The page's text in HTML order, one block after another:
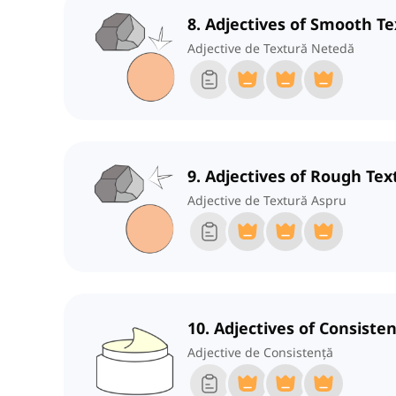
8. Adjectives of Smooth
Adjective de Textură Netedă
9. Adjectives of Rough
Adjective de Textură Aspru
10. Adjectives of
Adjective de Consistență